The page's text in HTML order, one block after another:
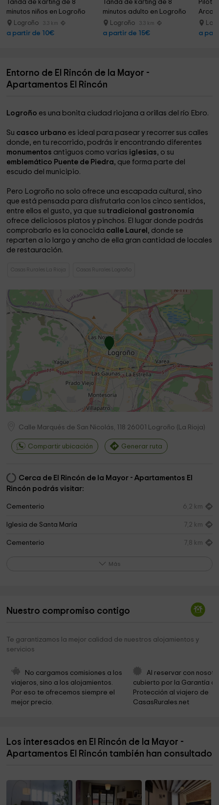
Tanda de karting de 8
minutos niños en Logroño
Logroño 3.3 km
a partir de 10€
Tanda de karting de 8
minutos adulto en Logroño
Logroño 3.3 km
a partir de 15€
Los
a
Entorno de El Rincón de la Mayor -
Apartamentos El Rincón
Logroño es una bonita ciudad riojana a orillas del río Ebro.
Su casco urbano es ideal para pasear y recorrer sus calles
donde, en tu recorrido, podrás ir encontrando diferentes
monumentos antiguos como varias iglesias, o su
emblemático Puente de Piedra, que forma parte del
escudo del municipio.
Pero Logroño no solo ofrece una escapada cultural, sino
que está pensada para disfrutarla con los cinco sentidos,
entre ellos el gusto, ya que su tradicional gastronomía
ofrece deliciosos platos y pinchos. El lugar donde podrás
comprobarlo es la conocida calle Laurel , donde se
reparten a lo largo y ancho de ella gran cantidad de locales
de restauración.
Casas Rurales La Rioja Casas Rurales Logroño
Calle Marqués de San Nicolás, 118 26001 Logroño ( La Rioja)
Compartir ubicación Generar ruta
Cerca de El Rincón de la Mayor - Apartamentos El
Rincón podrás visitar:
Cementerio 6,2 km
Iglesia de Santa María 7,2 km
Cementerio 7,8 km
Iglesia de San Pedro 8,1 km
Parroquia de Viana
Ayuntamiento de Viana
City Hall
Observatorio De Aves Del Bordón 8,2 km
Cementerio 8,8 km
Fuente le los siete caños
Más
Nuestro compromiso contigo
Te garantizamos la mejor calidad de nuestros alojamientos y
servicios
No cargamos comisiones a los
viajeros, sino a los alojamientos.
Por eso te ofrecemos siempre el
mejor precio.
Al reservar con
cubierto por la Garantía
Protección al viajero de
CasasRurales.net
Los interesados en El Rincón de la Mayor -
Apartamentos El Rincón también han consultado